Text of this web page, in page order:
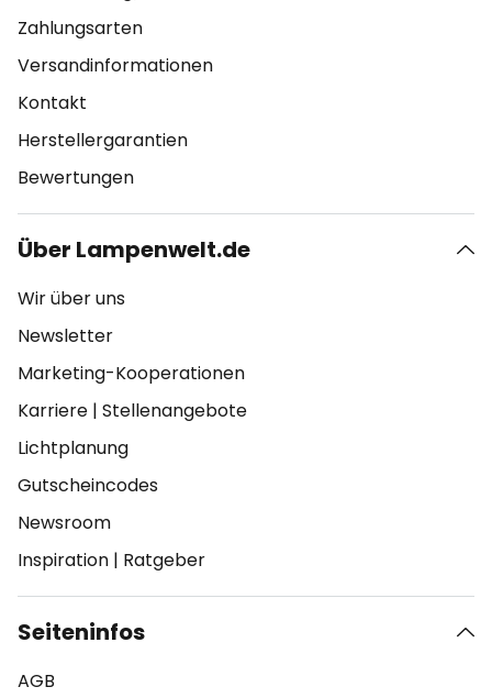
Zahlungsarten
Versandinformationen
Kontakt
Herstellergarantien
Bewertungen
Über Lampenwelt.de
Wir über uns
Newsletter
Marketing-Kooperationen
Karriere | Stellenangebote
Lichtplanung
Gutscheincodes
Newsroom
Inspiration | Ratgeber
Seiteninfos
AGB